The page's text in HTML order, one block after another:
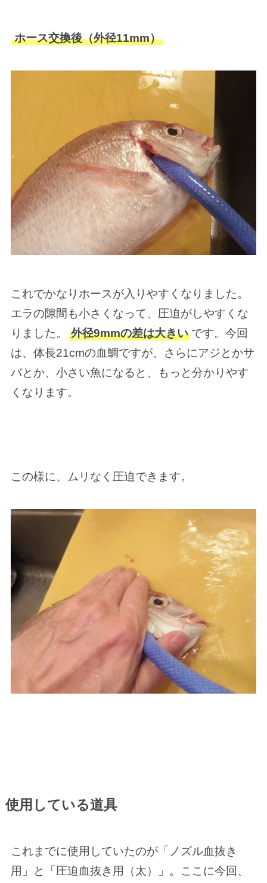
ホース交換後（外径11mm）
これでかなりホースが入りやすくなりました。
エラの隙間も小さくなって、圧迫がしやすくな
りました。
外径9mmの差は大きい です。今回
は、体長21cmの血鯛ですが、さらにアジとかサ
バとか、小さい魚になると、もっと分かりやす
くなります。
この様に、ムリなく圧迫できます。
使用している道具
これまでに使用していたのが「ノズル血抜き
用」と「圧迫血抜き用（太）」。ここに今回、